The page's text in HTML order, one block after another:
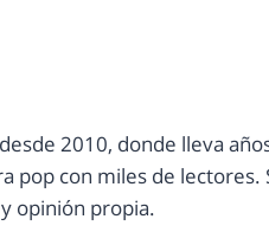
2010, donde lleva
pop con miles de lectores.
opinión propia.